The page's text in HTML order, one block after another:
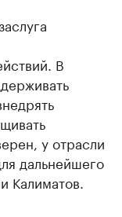
В
у отрасли
дальнейшего
Калиматов.